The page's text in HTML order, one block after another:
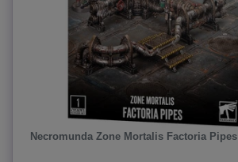
Necromunda Zone Mortalis Factoria Pipes